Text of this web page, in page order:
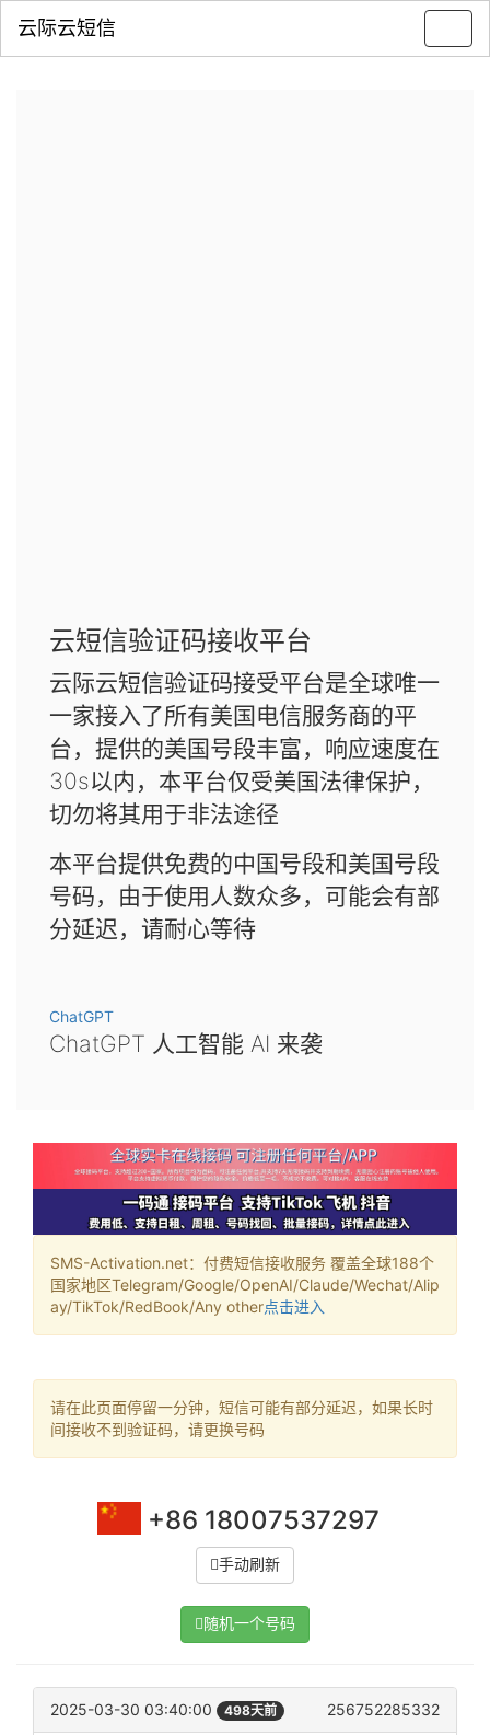
云际云短信
云短信验证码接收平台
云际云短信验证码接受平台是全球唯一
一家接入了所有美国电信服务商的平
台，提供的美国号段丰富，响应速度在
30s以内，本平台仅受美国法律保护，
切勿将其用于非法途径
本平台提供免费的中国号段和美国号段
号码，由于使用人数众多，可能会有部
分延迟，请耐心等待
ChatGPT
ChatGPT 人工智能 AI 来袭
SMS-Activation.net：付费短信接收服务 覆盖全球188个
国家地区Telegram/Google/OpenAI/Claude/Wechat/Alip
ay/TikTok/RedBook/Any other点击进入
请在此页面停留一分钟，短信可能有部分延迟，如果长时
间接收不到验证码，请更换号码
+86 18007537297
手动刷新
随机一个号码
2025-03-30 03:40:00 498天前 256752285332